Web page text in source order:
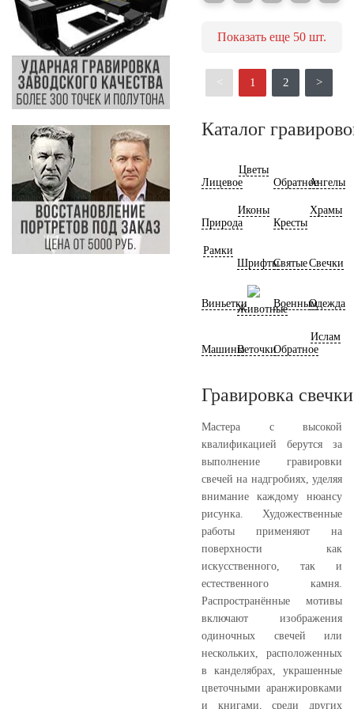
Показать еще 50 шт.
< 1 2 >
Каталог
Лицевое
Цветы
ОбратноеАнгелы
Природа
Иконы
Кресты
Храмы
Рамки
ШрифтыСвятыеСвечки
ВиньеткиЖивотныеВоеннымОдежда
МашиныВеточкиОбратное
Ислам
Гравировка свечки
Мастера с высокой
квалификацией берутся за
выполнение гравировки
свечей на надгробиях, уделяя
внимание каждому нюансу
рисунка. Художественные
работы применяют на
поверхности как
искусственного, так и
естественного камня.
Распространённые мотивы
включают изображения
одиночных свечей или
нескольких, расположенных
в канделябрах, украшенные
цветочными аранжировками
и книгами, среди других